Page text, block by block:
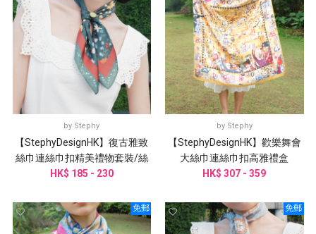
by Stephy
【StephyDesignHK】復古雅致
絲巾連絲巾扣精美禮物套裝/絲
巾/小圍巾客製化禮物
HK$ 185 - 230
by Stephy
【StephyDesignHK】歡樂舞會
大絲巾連絲巾扣高雅禮盒
HK$ 307 - 359
免郵 免郵